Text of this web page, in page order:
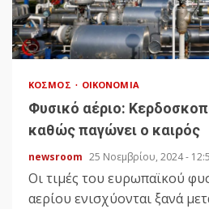
ΚΌΣΜΟΣ ΟΙΚΟΝΟΜΊΑ
Φυσικό αέριο:
καθώς παγώνει ο καιρός
newsroom 25 Νοεμβρίου, 2024 -
Οι τιμές του ευρωπαϊκού
αερίου ενισχύονται ξανά